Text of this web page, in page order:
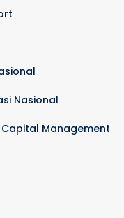
Nasional
Management